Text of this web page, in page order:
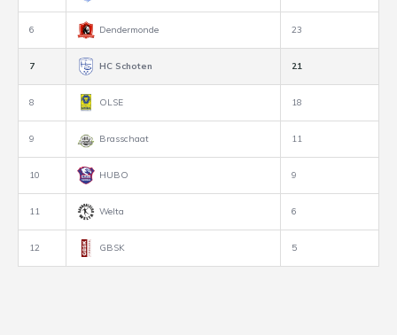
6 Dendermonde 23
7 HC Schoten 21
8 OLSE 18
9 Brasschaat 11
10 HUBO 9
11 Welta 6
12 GBSK 5